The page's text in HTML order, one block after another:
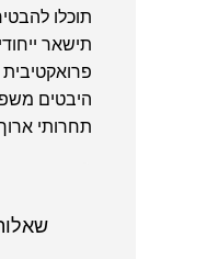
תוכלו
תישאר
היבטים
תחרותי